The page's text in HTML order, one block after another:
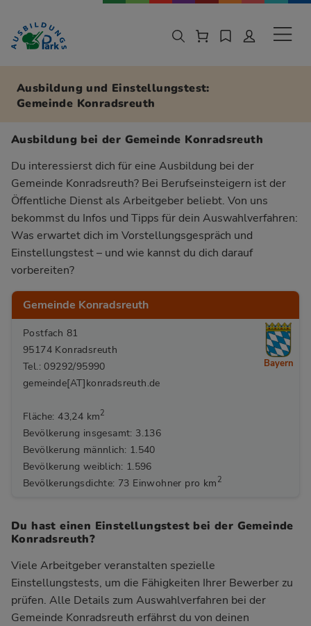
Zur Navigation springen
Zu den Hauptinhalten springen
Ausbildung und Einstellungstest:
Gemeinde Konradsreuth
Ausbildung bei der Gemeinde Konradsreuth
Du interessierst dich für eine Ausbildung bei der
Gemeinde Konradsreuth? Bei Berufseinsteigern ist der
Öffentliche Dienst als Arbeitgeber beliebt. Von uns
bekommst du Infos und Tipps für dein Auswahlverfahren:
Was erwartet dich im Vorstellungsgespräch und
Einstellungstest – und wie kannst du dich darauf
vorbereiten?
Gemeinde Konradsreuth
Postfach 81
95174 Konradsreuth
Tel.: 09292/95990
gemeinde[AT]konradsreuth.de
Fläche: 43,24 km2
Bevölkerung insgesamt: 3.136
Bevölkerung männlich: 1.540
Bevölkerung weiblich: 1.596
Bevölkerungsdichte: 73 Einwohner pro km 2
Bayern
Du hast einen Einstellungstest bei der Gemeinde
Konradsreuth?
Viele Arbeitgeber veranstalten spezielle
Einstellungstests, um die Fähigkeiten Ihrer Bewerber zu
prüfen. Alle Details zum Auswahlverfahren bei der
Gemeinde Konradsreuth erfährst du von deinen